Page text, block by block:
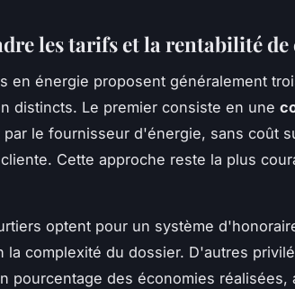
les tarifs et la rentabilité de
en énergie proposent généralement
distincts. Le premier consiste en une
par le fournisseur d'énergie, sans coût
Cette approche reste la plus
optent pour un système
la complexité du dossier. D'autres
pourcentage des économies réalisées,